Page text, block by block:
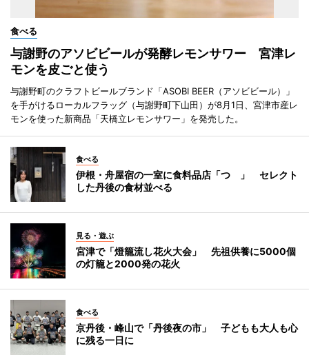
食べる
与謝野のアソビビールが発酵レモンサワー 宮津レ
モンを皮ごと使う
与謝野町のクラフトビールブランド「ASOBI BEER（アソビビール）」
を手がけるローカルフラッグ（与謝野町下山田）が8月1日、宮津市産レ
モンを使った新商品「天橋立レモンサワー」を発売した。
食べる
伊根・舟屋宿の一室に食料品店「つゝ」 セレクト
した丹後の食材並べる
見る・遊ぶ
宮津で「燈籠流し花火大会」 先祖供養に5000個
の灯籠と2000発の花火
食べる
京丹後・峰山で「丹後夜の市」 子どもも大人も心
に残る一日に